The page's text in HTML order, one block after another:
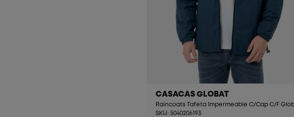
CASACAS GLOBAT
SKU: 5040206193